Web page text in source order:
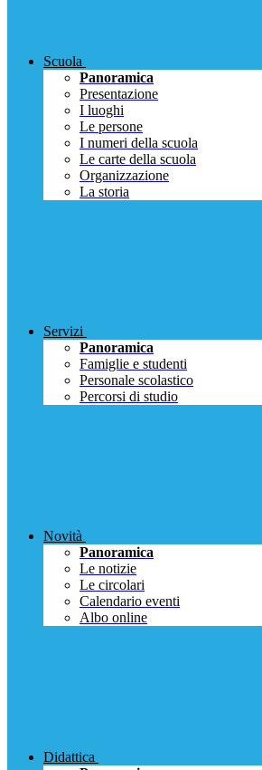
Scuola
Panoramica
Presentazione
I luoghi
Le persone
I numeri della scuola
Le carte della scuola
Organizzazione
La storia
Servizi
Panoramica
Famiglie e studenti
Personale scolastico
Percorsi di studio
Novità
Panoramica
Le notizie
Le circolari
Calendario eventi
Albo online
Didattica